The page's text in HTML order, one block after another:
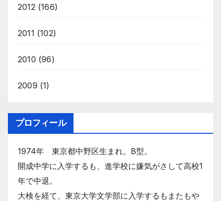
2012 (166)
2011 (102)
2010 (96)
2009 (1)
プロフィール
1974年 東京都中野区生まれ。B型。
開成中学に入学するも、進学校に嫌気がさして高校1
年で中退。
大検を経て、東京大学文学部に入学するもまたもや